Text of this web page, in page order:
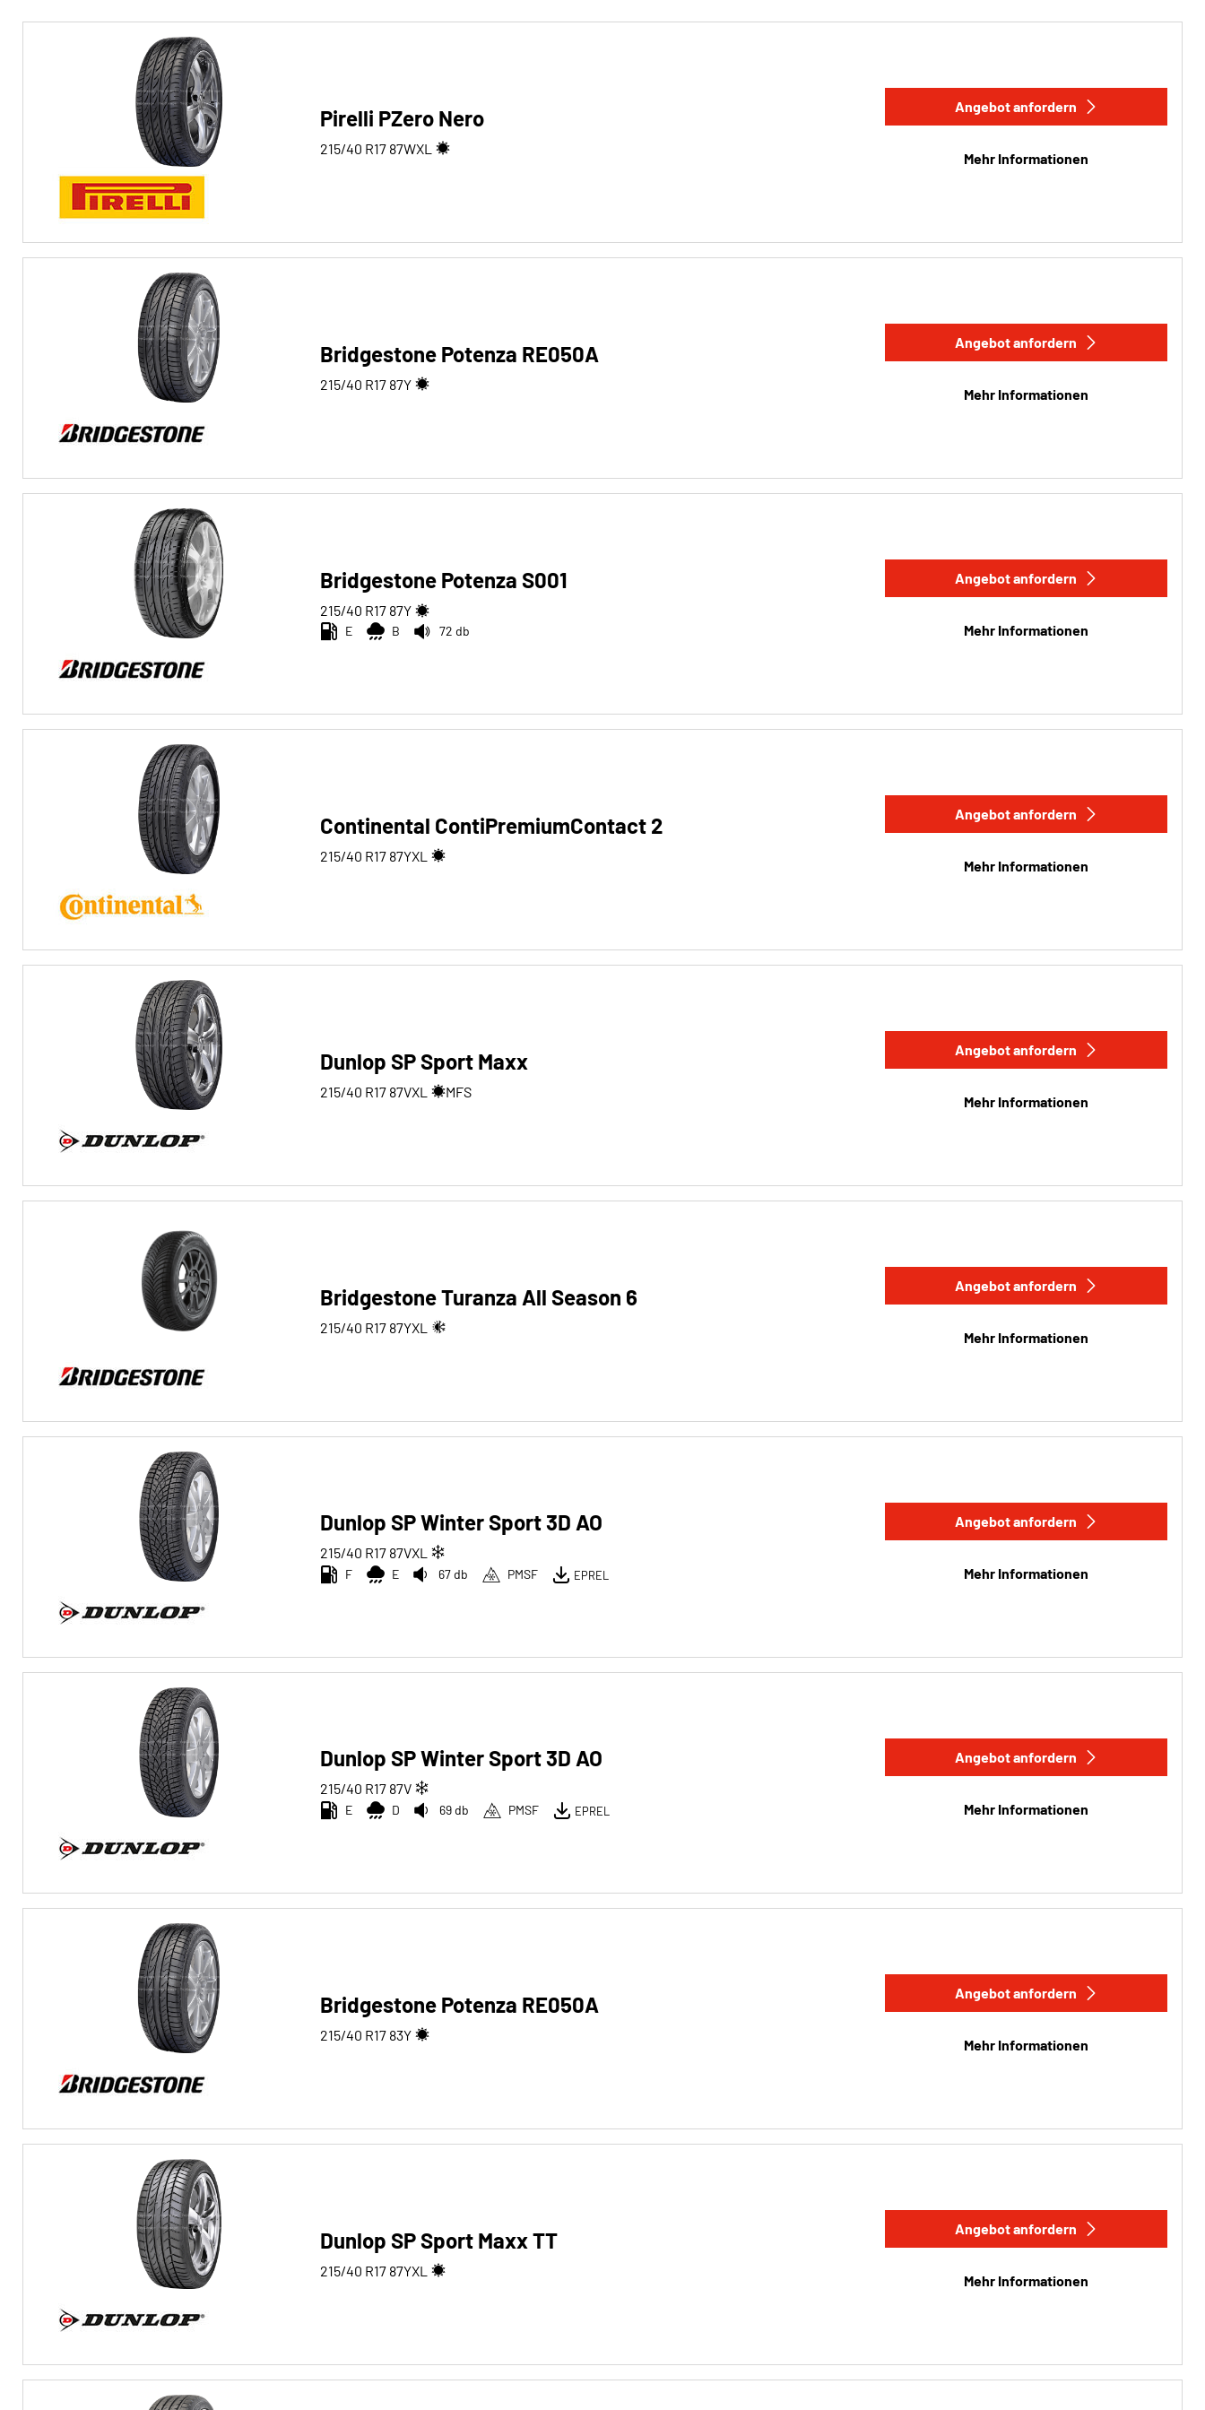
Alle Arten (166)
Winter (37)
Sommer (113)
Ganzjahres (17)
Alle Arten (166)
4x4/Offroad (0)
Transporter (0)
Wohnmobil (0)
Run-flat
Run-flat (0)
Keine Run-flat (166)
Pirelli PZero Nero
215/40 R17 87WXL
Angebot anfordern
Mehr Informationen
Bridgestone Potenza RE050A
215/40 R17 87Y
Angebot anfordern
Mehr Informationen
Bridgestone Potenza S001
215/40 R17 87Y
E B 72 db
Angebot anfordern
Mehr Informationen
Continental ContiPremiumContact 2
215/40 R17 87YXL
Angebot anfordern
Mehr Informationen
Dunlop SP Sport Maxx
215/40 R17 87VXL MFS
Angebot anfordern
Mehr Informationen
Bridgestone Turanza All Season 6
215/40 R17 87YXL
Angebot anfordern
Mehr Informationen
Dunlop SP Winter Sport 3D AO
215/40 R17 87VXL
F E 67 db PMSF EPREL
Angebot anfordern
Mehr Informationen
Dunlop SP Winter Sport 3D AO
215/40 R17 87V
E D 69 db PMSF EPREL
Angebot anfordern
Mehr Informationen
Bridgestone Potenza RE050A
215/40 R17 83Y
Angebot anfordern
Mehr Informationen
Dunlop SP Sport Maxx TT
215/40 R17 87YXL
Angebot anfordern
Mehr Informationen